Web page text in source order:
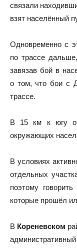
связали
взят населённый
Одновременно с
по трассе
завязав бой в
о том, что бои с
трассе.
В 15 км к югу
окружающих
В условиях
отдельных
поэтому
которые прошёл
В Кореневском
административный